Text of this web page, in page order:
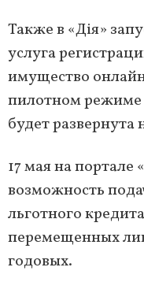
Также в «Дія»
услуга
имущество
пилотном режиме
будет развернута
17 мая на портале
возможность
льготного
перемещенных
годовых.